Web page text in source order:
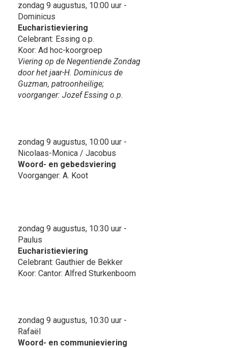
zondag 9 augustus, 10:00 uur -
Dominicus
Eucharistieviering
Celebrant: Essing o.p.
Koor: Ad hoc-koorgroep
Viering op de Negentiende Zondag
door het jaar-H. Dominicus de
Guzman, patroonheilige;
voorganger: Jozef Essing o.p.
zondag 9 augustus, 10:00 uur -
Nicolaas-Monica / Jacobus
Woord- en gebedsviering
Voorganger: A. Koot
zondag 9 augustus, 10:30 uur -
Paulus
Eucharistieviering
Celebrant: Gauthier de Bekker
Koor: Cantor: Alfred Sturkenboom
zondag 9 augustus, 10:30 uur -
Rafaël
Woord- en communieviering